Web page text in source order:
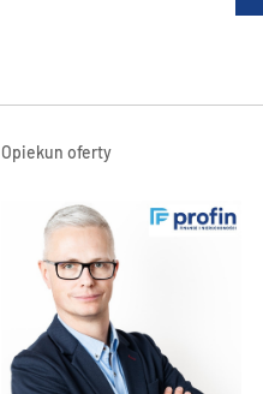
Opiekun oferty